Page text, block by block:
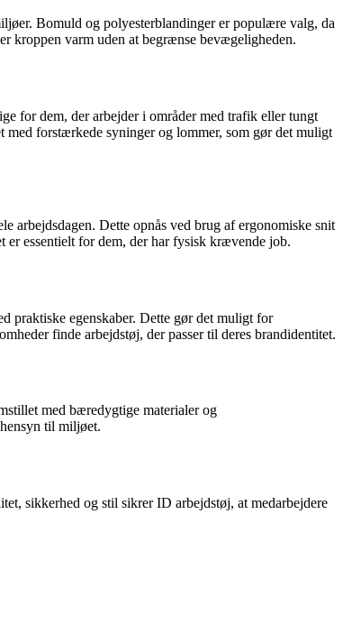
Bomuld og polyesterblandinger er populære valg, da
kroppen varm uden at begrænse bevægeligheden.
for dem, der arbejder i områder med trafik eller tungt
forstærkede syninger og lommer, som gør det muligt
arbejdsdagen. Dette opnås ved brug af ergonomiske snit
er essentielt for dem, der har fysisk krævende job.
praktiske egenskaber. Dette gør det muligt for
finde arbejdstøj, der passer til deres brandidentitet.
med bæredygtige materialer og
til miljøet.
sikkerhed og stil sikrer ID arbejdstøj, at medarbejdere